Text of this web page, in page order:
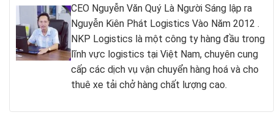
CEO Nguyễn Văn Quý Là Người Sáng lập ra
Nguyễn Kiên Phát Logistics Vào Năm 2012 .
NKP Logistics là một công ty hàng đầu trong
lĩnh vực logistics tại Việt Nam, chuyên cung
cấp các dịch vụ vận chuyển hàng hoá và cho
thuê xe tải chở hàng chất lượng cao.